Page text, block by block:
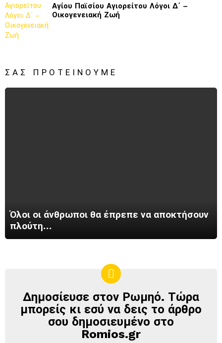
Αγίου Παϊσίου Αγιορείτου Λόγοι Δ΄ –
Οικογενειακή Ζωή
ΣΑΣ ΠΡΟΤΕΊΝΟΥΜΕ
Όλοι οι άνθρωποι θα έπρεπε να αποκτήσουν
πλούτη…
ΔΗΜΟΣΊΕΥΣΕ
ΣΤΟΝ
ΡΩΜΗΌ
Δημοσίευσε στον Ρωμηό. Τώρα
μπορείς κι εσύ να δεις το άρθρο
σου δημοσιευμένο στο
Romios.gr